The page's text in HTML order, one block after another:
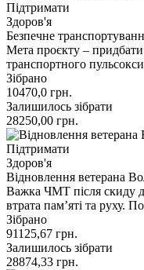
Підтримати
Здоров'я
Безпечне
Мета проєкту – придбати
транспортного
Зібрано
10470,0 грн.
Залишилось зібрати
28250,00 грн.
Підтримати
Здоров'я
Відновлення ветерана
Важка ЧМТ після скиду
втрата пам’яті та руху.
Зібрано
91125,67 грн.
Залишилось зібрати
28874,33 грн.